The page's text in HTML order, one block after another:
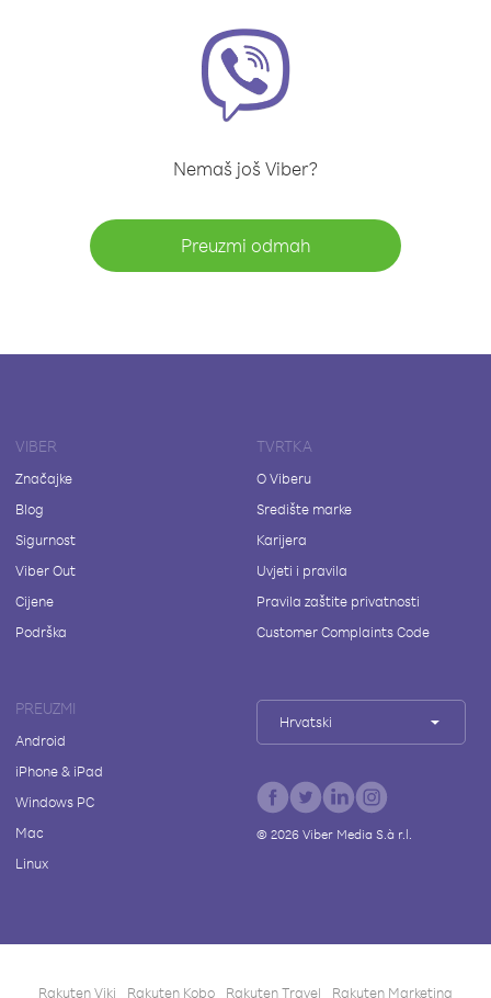
Nemaš još Viber?
Preuzmi odmah
VIBER
Značajke
Blog
Sigurnost
Viber Out
Cijene
Podrška
TVRTKA
O Viberu
Središte marke
Karijera
Uvjeti i pravila
Pravila zaštite privatnosti
Customer Complaints Code
PREUZMI
Android
iPhone & iPad
Windows PC
Mac
Linux
Hrvatski
© 2026Viber Media S.à r.l.
Rakuten Viki Rakuten Kobo Rakuten Travel Rakuten Marketing